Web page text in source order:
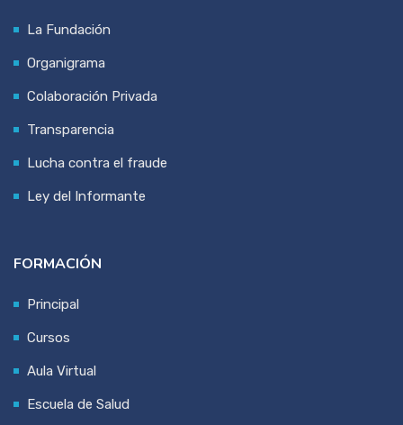
La Fundación
Organigrama
Colaboración Privada
Transparencia
Lucha contra el fraude
Ley del Informante
FORMACIÓN
Principal
Cursos
Aula Virtual
Escuela de Salud